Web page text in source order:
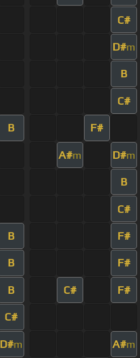
C#
D#m
B
C#
B F#
A#m D#m
B
C#
B F#
B F#
B C# F#
C#
D#m A#m